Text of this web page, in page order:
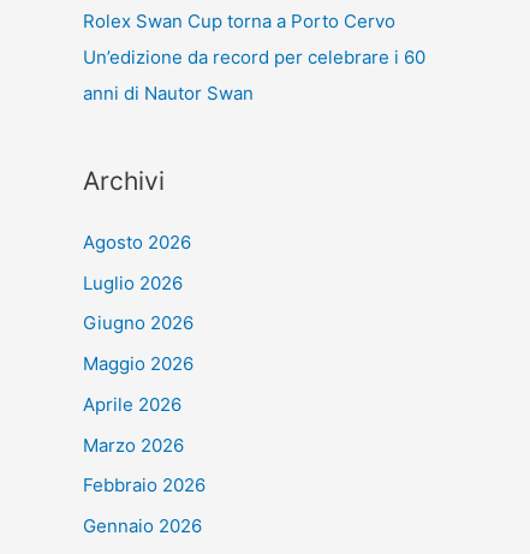
Rolex Swan Cup torna a Porto Cervo
Un’edizione da record per celebrare i 60
anni di Nautor Swan
Archivi
Agosto 2026
Luglio 2026
Giugno 2026
Maggio 2026
Aprile 2026
Marzo 2026
Febbraio 2026
Gennaio 2026